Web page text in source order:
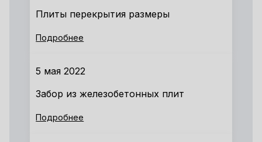
Плиты перекрытия размеры
Подробнее
5 мая 2022
Забор из железобетонных плит
Подробнее